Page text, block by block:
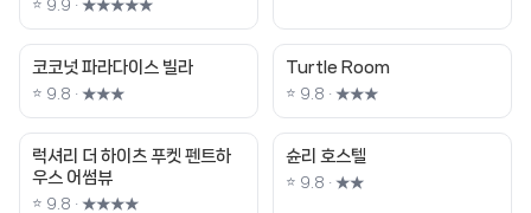
⭐ 9.9 · ★★★★★
코코넛 파라다이스 빌라
⭐ 9.8 · ★★★
Turtle Room
⭐ 9.8 · ★★★
럭셔리 더 하이츠 푸켓 펜트하
우스 어썸뷰
⭐ 9.8 · ★★★★
슌리 호스텔
⭐ 9.8 · ★★